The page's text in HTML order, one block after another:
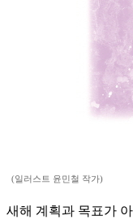
(일러스트 윤민철 작가)
새해 계획과 목표가